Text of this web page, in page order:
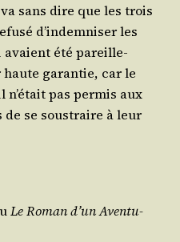
sans dire que les trois
d’in­dem­ni­ser les
avaient été pareille­
garan­tie, car le
n’é­tait pas per­mis aux
se sous­traire à leur
Le Roman d’un Aven­tu­